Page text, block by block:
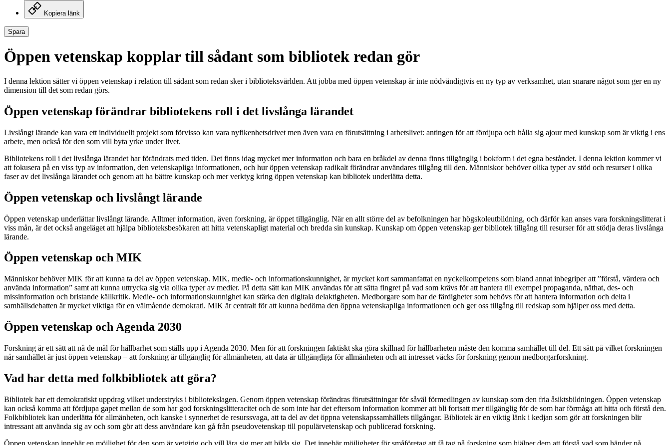
Kopiera länk
Spara
Öppen vetenskap kopplar till sådant som bibliotek redan gör
I denna lektion sätter vi öppen vetenskap i relation till sådant som redan sker i biblioteksvärlden. Att jobba med öppen vetenskap är inte nödvändigtvis en ny typ av verksamhet, utan snarare något som ger en ny
dimension till det som redan görs.
Öppen vetenskap förändrar bibliotekens roll i det livslånga lärandet
Livslångt lärande kan vara ett individuellt projekt som förvisso kan vara nyfikenhetsdrivet men även vara en förutsättning i arbetslivet: antingen för att fördjupa och hålla sig ajour med kunskap som är viktig i ens
arbete, men också för den som vill byta yrke under livet.
Bibliotekens roll i det livslånga lärandet har förändrats med tiden. Det finns idag mycket mer information och bara en bråkdel av denna finns tillgänglig i bokform i det egna beståndet. I denna lektion kommer vi
att fokusera på en viss typ av information, den vetenskapliga informationen, och hur öppen vetenskap radikalt förändrar användares tillgång till den. Människor behöver olika typer av stöd och resurser i olika
faser av det livslånga lärandet och genom att ha bättre kunskap och mer verktyg kring öppen vetenskap kan bibliotek underlätta detta.
Öppen vetenskap och livslångt lärande
Öppen vetenskap underlättar livslångt lärande. Alltmer information, även forskning, är öppet tillgänglig. När en allt större del av befolkningen har högskoleutbildning, och därför kan anses vara forskningslitterat i
viss mån, är det också angeläget att hjälpa biblioteksbesökaren att hitta vetenskapligt material och bredda sin kunskap. Kunskap om öppen vetenskap ger bibliotek tillgång till resurser för att stödja deras livslånga
lärande.
Öppen vetenskap och MIK
Människor behöver MIK för att kunna ta del av öppen vetenskap. MIK, medie- och informationskunnighet, är mycket kort sammanfattat en nyckelkompetens som bland annat inbegriper att ”förstå, värdera och
använda information” samt att kunna uttrycka sig via olika typer av medier. På detta sätt kan MIK användas för att sätta fingret på vad som krävs för att hantera till exempel propaganda, näthat, des- och
missinformation och bristande källkritik. Medie- och informationskunnighet kan stärka den digitala delaktigheten. Medborgare som har de färdigheter som behövs för att hantera information och delta i
samhällsdebatten är mycket viktiga för en välmående demokrati. MIK är centralt för att kunna bedöma den öppna vetenskapliga informationen och ger oss tillgång till redskap som hjälper oss med detta.
Öppen vetenskap och Agenda 2030
Forskning är ett sätt att nå de mål för hållbarhet som ställs upp i Agenda 2030. Men för att forskningen faktiskt ska göra skillnad för hållbarheten måste den komma samhället till del. Ett sätt på vilket forskningen
når samhället är just öppen vetenskap – att forskning är tillgänglig för allmänheten, att data är tillgängliga för allmänheten och att intresset väcks för forskning genom medborgarforskning.
Vad har detta med folkbibliotek att göra?
Bibliotek har ett demokratiskt uppdrag vilket understryks i bibliotekslagen. Genom öppen vetenskap förändras förutsättningar för såväl förmedlingen av kunskap som den fria åsiktsbildningen. Öppen vetenskap
kan också komma att fördjupa gapet mellan de som har god forskningslitteracitet och de som inte har det eftersom information kommer att bli fortsatt mer tillgänglig för de som har förmåga att hitta och förstå den.
Folkbibliotek kan underlätta för allmänheten, och kanske i synnerhet de resurssvaga, att ta del av det öppna vetenskapssamhällets tillgångar. Bibliotek är en viktig länk i kedjan som gör att forskningen blir
intressant att använda sig av och som gör att dess användare kan gå från pseudovetenskap till populärvetenskap och publicerad forskning.
Öppen vetenskap innebär en möjlighet för den som är vetgirig och vill lära sig mer att bilda sig. Det innebär möjligheter för småföretag att få tag på forskning som hjälper dem att förstå vad som händer på